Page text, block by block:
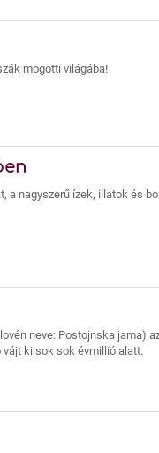
mögötti világába!
nagyszerű ízek, illatok és
neve: Postojnska jama)
ki sok sok évmillió alatt.